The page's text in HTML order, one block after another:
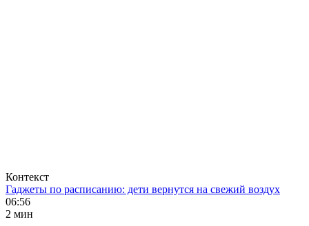
Контекст
Гаджеты по расписанию: дети вернутся на свежий воздух
06:56
2 мин